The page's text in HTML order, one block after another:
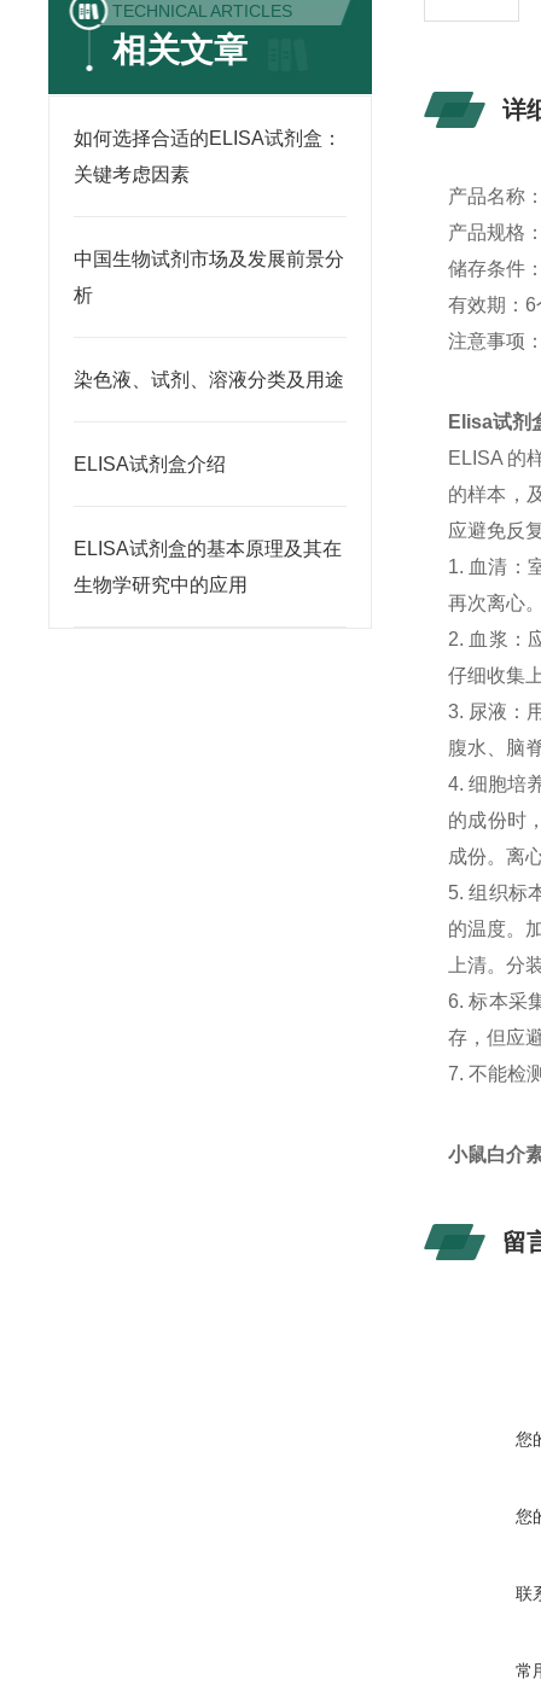
TECHNICAL ARTICLES
相关文章
如何选择合适的ELISA试剂盒：
关键考虑因素
中国生物试剂市场及发展前景分
析
染色液、试剂、溶液分类及用途
ELISA试剂盒介绍
ELISA试剂盒的基本原理及其在
生物学研究中的应用
详
产品名称
产品规格
储存条件
有效期：6
注意事项
Elisa试剂
ELISA 的
的样本，
应避免反
1. 血清：
再次离心
2. 血浆：
仔细收集
3. 尿液：
腹水、脑
4. 细胞培
的成份时
成份。离
5. 组织标
的温度。
上清。分
6. 标本采
存，但应
7. 不能检
小鼠白介
留
您
您
联
常